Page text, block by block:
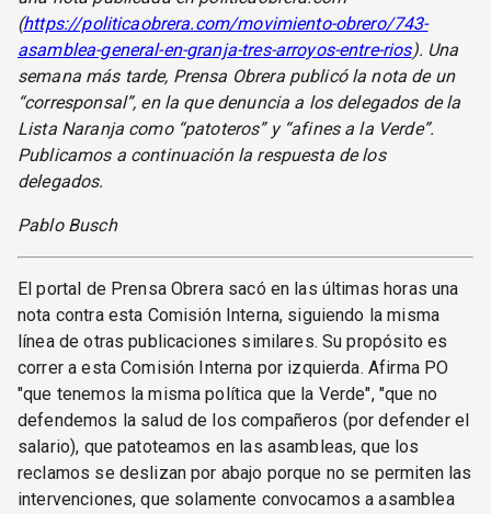
(https://politicaobrera.com/movimiento-obrero/743-
asamblea-general-en-granja-tres-arroyos-entre-rios). Una
semana más tarde, Prensa Obrera publicó la nota de un
“corresponsal”, en la que denuncia a los delegados de la
Lista Naranja como “patoteros” y “afines a la Verde”.
Publicamos a continuación la respuesta de los
delegados.
Pablo Busch
El portal de Prensa Obrera sacó en las últimas horas una
nota contra esta Comisión Interna, siguiendo la misma
línea de otras publicaciones similares. Su propósito es
correr a esta Comisión Interna por izquierda. Afirma PO
"que tenemos la misma política que la Verde", "que no
defendemos la salud de los compañeros (por defender el
salario), que patoteamos en las asambleas, que los
reclamos se deslizan por abajo porque no se permiten las
intervenciones, que solamente convocamos a asamblea